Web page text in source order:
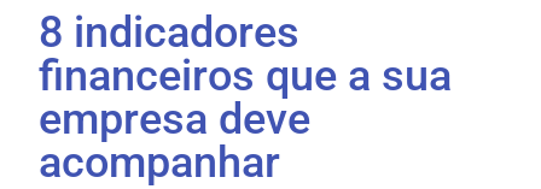
8 indicadores
financeiros que a sua
empresa deve
acompanhar